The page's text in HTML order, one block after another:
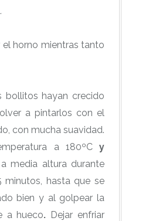
el horno mientras tanto
bollitos hayan crecido
a pintarlos con el
con mucha suavidad.
a 180ºC y
media altura durante
minutos, hasta que se
bien y al golpear la
a hueco. Dejar enfriar